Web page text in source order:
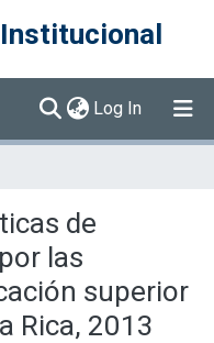
Log In (current)
de
las
superior
Rica, 2013